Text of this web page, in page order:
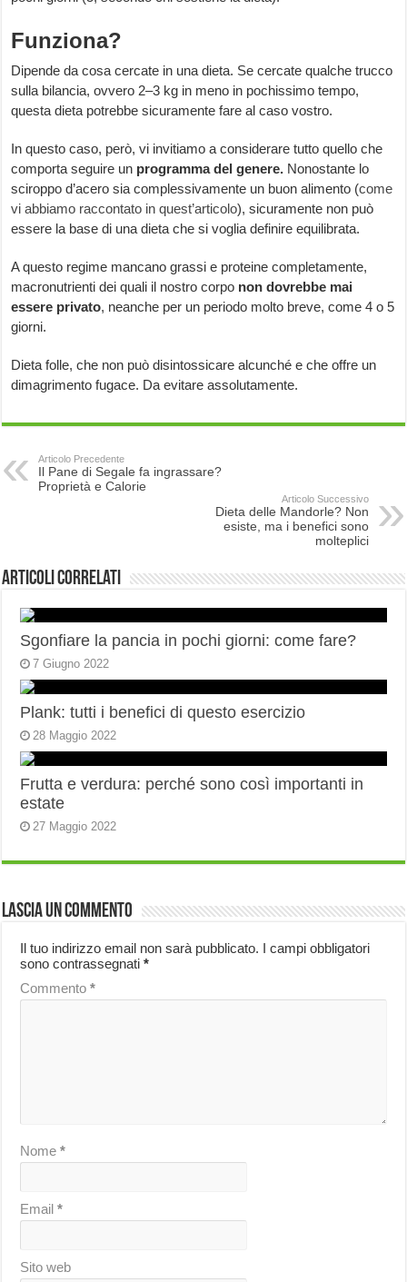
Funziona?
Dipende da cosa cercate in una dieta. Se cercate qualche trucco
sulla bilancia, ovvero 2–3 kg in meno in pochissimo tempo,
questa dieta potrebbe sicuramente fare al caso vostro.
In questo caso, però, vi invitiamo a considerare tutto quello che
comporta seguire un programma del genere. Nonostante lo
sciroppo d’acero sia complessivamente un buon alimento (come
vi abbiamo raccontato in quest’articolo), sicuramente non può
essere la base di una dieta che si voglia definire equilibrata.
A questo regime mancano grassi e proteine completamente,
macronutrienti dei quali il nostro corpo non dovrebbe mai
essere privato, neanche per un periodo molto breve, come 4 o 5
giorni.
Dieta folle, che non può disintossicare alcunché e che offre un
dimagrimento fugace. Da evitare assolutamente.
Articolo Precedente
Il Pane di Segale fa ingrassare?
Proprietà e Calorie
Articolo Successivo
Dieta delle Mandorle? Non
esiste, ma i benefici sono
molteplici
Articoli correlati
Sgonfiare la pancia in pochi giorni: come fare?
7 Giugno 2022
Plank: tutti i benefici di questo esercizio
28 Maggio 2022
Frutta e verdura: perché sono così importanti in
estate
27 Maggio 2022
Lascia un commento
Il tuo indirizzo email non sarà pubblicato. I campi obbligatori
sono contrassegnati*
Commento*
Nome*
Email*
Sito web